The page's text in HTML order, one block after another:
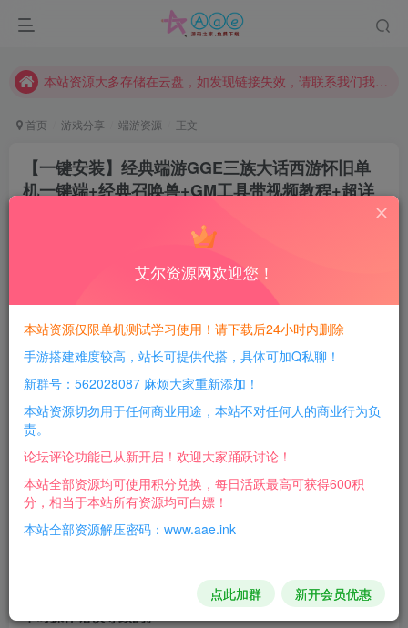
本站评论功能已从新开启！欢迎大家踊跃讨论！（用户每日活跃可得积分数量增加至600，加速获得更多免费资源！）
本站一律禁止以任何方式发布或转载任何违法的相关信息，访客发现请向站长举报
现在赞助会员享受专属折扣，详情点击此条公告。
首页 游戏分享 端游资源 正文
【一键安装】经典端游GGE三族大话西游怀旧单
机一键端+经典召唤兽+GM工具带视频教程+超详
每日活跃最高可获得600积分！所有资源可以使用
积分免费兑换！
游戏介绍：
BUG有点，但是不多算修复的比较好的，目前玩到三转160
了，我给大家整理下经验玩起来没啥问题。
1.最大BUG，这个版本不会及时存档，大概半小时存一回，
解决办法手动输入@bcsj就能存档.
再关就避免回档问题，一般挂机一天不会崩溃，崩溃基本是
平时操作错误导致的。
艾尔资源网欢迎您！
本站资源仅限单机测试学习使用！请下载后24小时内删除
手游搭建难度较高，站长可提供代搭，具体可加Q私聊！
新群号：562028087 麻烦大家重新添加！
本站资源切勿用于任何商业用途，本站不对任何人的商业行为负
责。
论坛评论功能已从新开启！欢迎大家踊跃讨论！
本站全部资源均可使用积分兑换，每日活跃最高可获得600积
分，相当于本站所有资源均可白嫖！
本站全部资源解压密码：www.aae.ink
点此加群 新开会员优惠